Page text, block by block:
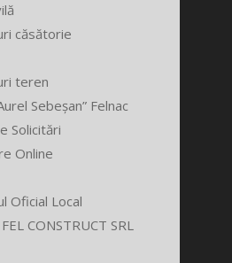
căsătorie
teren
Sebeșan” Felnac
Solicitări
Online
Oficial Local
CONSTRUCT SRL